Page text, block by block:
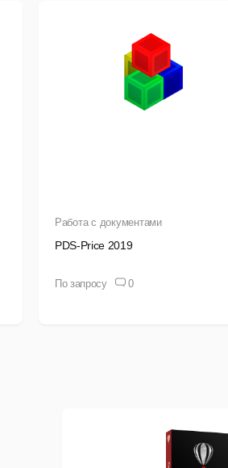
документов, а также
WordPerfect.
Работа с документами
PDS-Price 2019
По запросу 0